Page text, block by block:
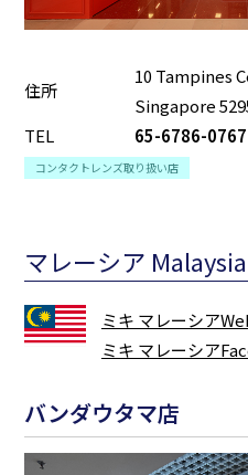
住所
10 Tampines
Singapore
TEL
65-6786-0767
コンタクトレンズ取り扱い店
マレーシア Malaysia
ミキ マレーシア
ミキ マレーシア
バンダウタマ店